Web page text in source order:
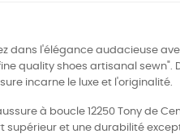
dans l'élégance audacieuse
quality shoes artisanal
incarne le luxe et l'originalité.
à boucle 12250 Tony de
supérieur et une durabilité